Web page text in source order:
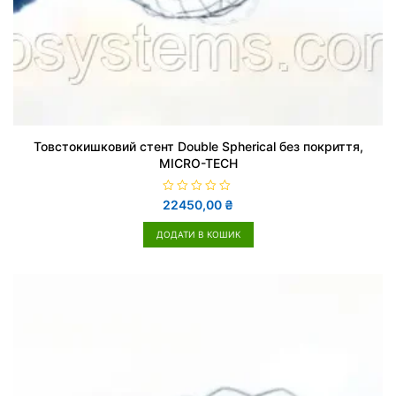
Товстокишковий стент Double Spherical без покриття,
MICRO-TECH
О
ц
і
н
22450,00 ₴
ДОДАТИ В КОШИК